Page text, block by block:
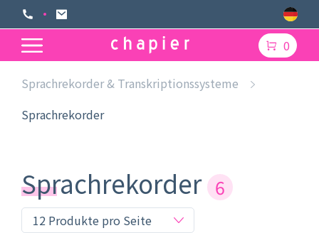
0
Sprachrekorder & Transkriptionssysteme
Sprachrekorder
Sprachrekorder 6